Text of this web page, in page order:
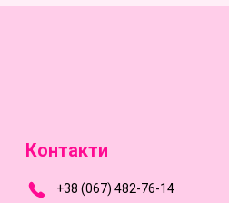
Контакти
+38 (067) 482-76-14